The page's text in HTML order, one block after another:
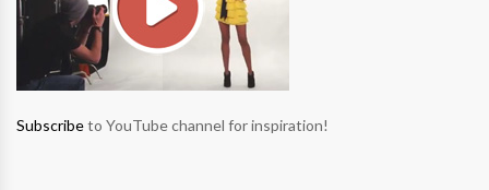
Subscribeto YouTube channel for inspiration!